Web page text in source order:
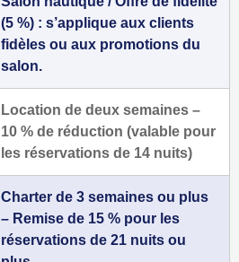
(5 %) : s’applique aux clients
fidèles ou aux promotions du
salon.
Location de deux semaines –
10 % de réduction (valable pour
les réservations de 14 nuits)
Charter de 3 semaines ou plus
– Remise de 15 % pour les
réservations de 21 nuits ou